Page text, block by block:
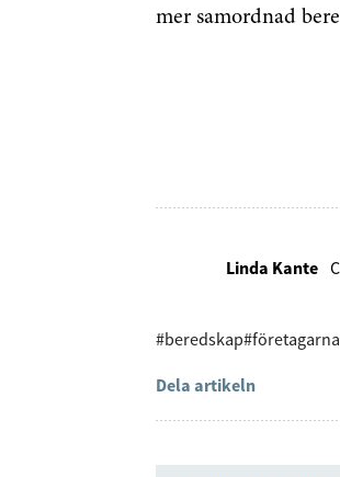
mer samordnad
Linda Kante
#beredskap#företagarna
Dela artikeln